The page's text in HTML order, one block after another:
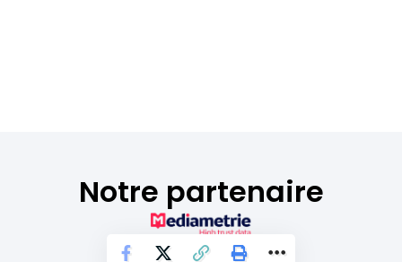
Notre partenaire